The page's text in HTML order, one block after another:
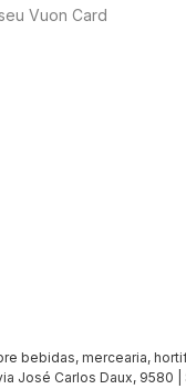
Vuon Card
bebidas, mercearia,
José Carlos Daux,